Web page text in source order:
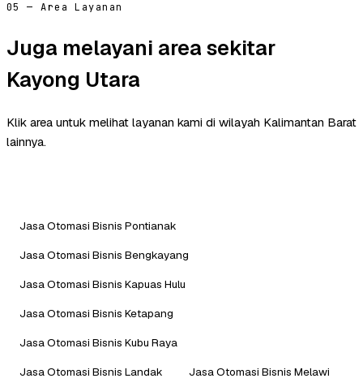
05 — Area Layanan
Juga melayani area sekitar
Kayong Utara
Klik area untuk melihat layanan kami di wilayah Kalimantan Barat
lainnya.
Jasa Otomasi Bisnis Pontianak
Jasa Otomasi Bisnis Bengkayang
Jasa Otomasi Bisnis Kapuas Hulu
Jasa Otomasi Bisnis Ketapang
Jasa Otomasi Bisnis Kubu Raya
Jasa Otomasi Bisnis Landak
Jasa Otomasi Bisnis Melawi